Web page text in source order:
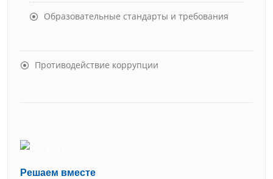
Образовательные стандарты и требования
Противодействие коррупции
Решаем вместе